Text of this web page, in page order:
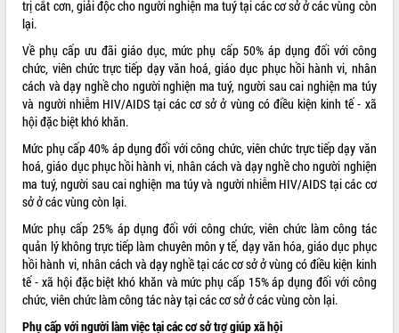
ALBUM ẢNH
LIÊN KẾT WEB
THỐNG KÊ TRUY CẬP
Hôm nay: 8421
Tất cả: 66053744
trị cắt cơn, giải độc cho người nghiện ma tuý tại các cơ sở ở các vùng còn
lại.
Về phụ cấp ưu đãi giáo dục, mức phụ cấp 50% áp dụng đối với công
chức, viên chức trực tiếp dạy văn hoá, giáo dục phục hồi hành vi, nhân
cách và dạy nghề cho người nghiện ma tuý, người sau cai nghiện ma túy
và người nhiễm HIV/AIDS tại các cơ sở ở vùng có điều kiện kinh tế - xã
hội đặc biệt khó khăn.
Mức phụ cấp 40% áp dụng đối với công chức, viên chức trực tiếp dạy văn
hoá, giáo dục phục hồi hành vi, nhân cách và dạy nghề cho người nghiện
ma tuý, người sau cai nghiện ma túy và người nhiễm HIV/AIDS tại các cơ
sở ở các vùng còn lại.
Mức phụ cấp 25% áp dụng đối với công chức, viên chức làm công tác
quản lý không trực tiếp làm chuyên môn y tế, dạy văn hóa, giáo dục phục
hồi hành vi, nhân cách và dạy nghề tại các cơ sở ở vùng có điều kiện kinh
tế - xã hội đặc biệt khó khăn và mức phụ cấp 15% áp dụng đối với công
chức, viên chức làm công tác này tại các cơ sở ở các vùng còn lại.
Phụ cấp với người làm việc tại các cơ sở trợ giúp xã hội